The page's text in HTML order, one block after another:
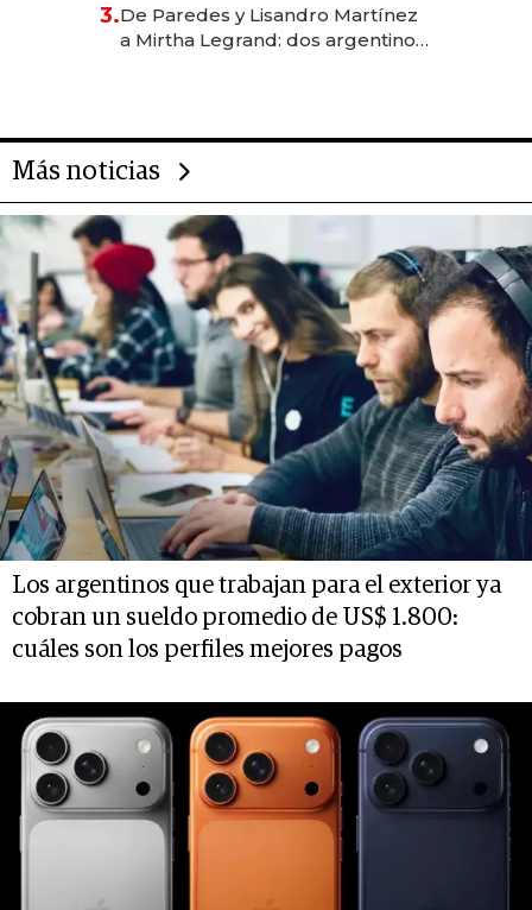
las marcas "fast premium"
3.De Paredes y Lisandro Martínez
a Mirtha Legrand: dos argentinos
Más noticias
Los argentinos que trabajan para el exterior ya
cobran un sueldo promedio de US$ 1.800:
cuáles son los perfiles mejores pagos